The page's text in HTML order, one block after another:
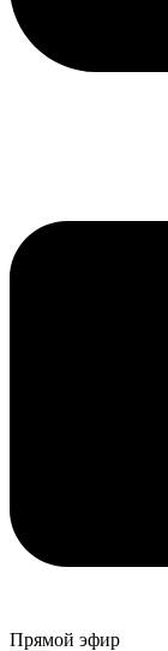
Прямой эфир